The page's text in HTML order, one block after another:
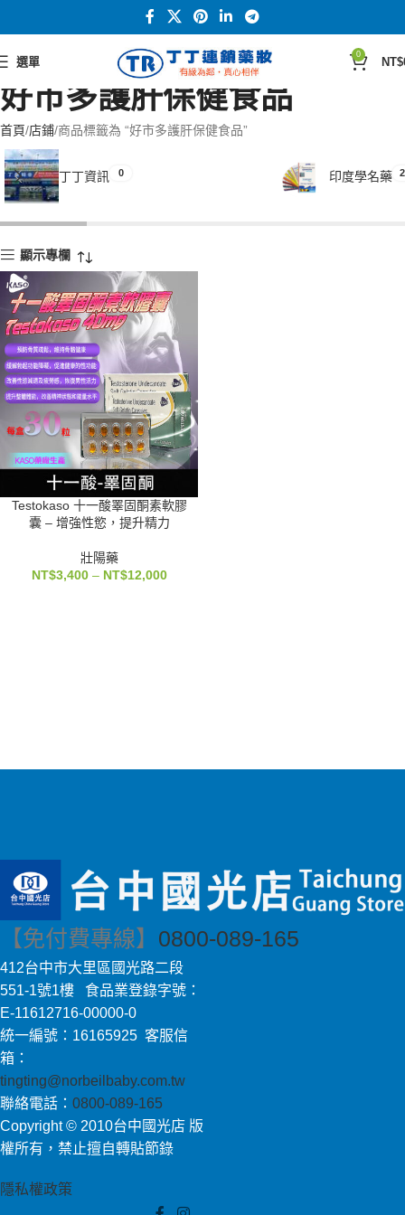
選單
0
NT$
好市多護肝保健食品
首頁 店鋪 商品標籤為 “好市多護肝保健食品”
丁丁資訊 0 印度學名藥
顯示專欄
Testokaso 十一酸睪固酮素軟膠
囊 – 增強性慾，提升精力
壯陽藥
NT$3,400 – NT$12,000
【免付費專線】 0800-089-165
412台中市大里區國光路二段
551-1號1樓 食品業登錄字號：
E-11612716-00000-0
統一編號：16165925 客服信
箱：
tingting@norbeilbaby.com.tw
聯絡電話： 0800-089-165
Copyright © 2010台中國光店 版
權所有，禁止擅自轉貼節錄
隱私權政策